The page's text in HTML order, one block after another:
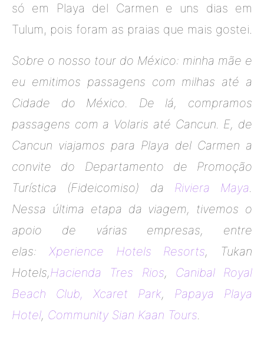
só em Playa del Carmen e uns dias em
Tulum, pois foram as praias que mais gostei.
Sobre o nosso tour do México: minha mãe e
eu emitimos passagens com milhas até a
Cidade do México. De lá, compramos
passagens com a Volaris até Cancun. E, de
Cancun viajamos para Playa del Carmen a
convite do Departamento de Promoção
Turística (Fideicomiso) da Riviera Maya
Nessa última etapa da viagem, tivemos o
apoio de várias empresas, entre
elas: Xperience Hotels Resorts, Tukan
Hotels,Hacienda Tres Rios, Canibal Royal
Beach Club,
Xcaret Park, Papaya Playa
Hotel, Community Sian Kaan Tours